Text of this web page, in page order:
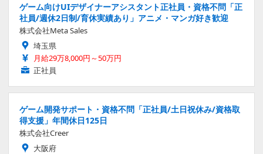
ゲーム向けUIデザイナーアシスタント正社員・資格不問「正
社員/週休2日制/育休実績あり」アニメ・マンガ好き歓迎
株式会社Meta Sales
埼玉県
月給29万8,000円～50万円
正社員
ゲーム開発サポート・資格不問「正社員/土日祝休み/資格取
得支援」年間休日125日
株式会社Creer
大阪府